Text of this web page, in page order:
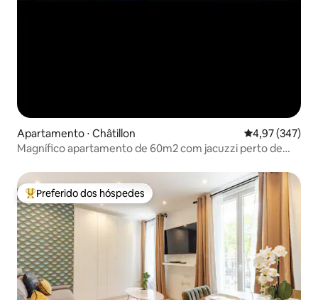
Apartamento ⋅ Châtillon 4,97 de uma
4,97 (347)
Magnífico apartamento de 60m2 com jacuzzi perto de
Entre os melhores preferidos dos hóspedes
Preferido dos hóspedes